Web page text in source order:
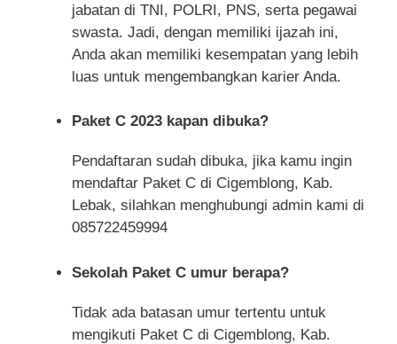
jabatan di TNI, POLRI, PNS, serta pegawai
swasta. Jadi, dengan memiliki ijazah ini,
Anda akan memiliki kesempatan yang lebih
luas untuk mengembangkan karier Anda.
Paket C 2023 kapan dibuka?
Pendaftaran sudah dibuka, jika kamu ingin
mendaftar Paket C di Cigemblong, Kab.
Lebak, silahkan menghubungi admin kami di
085722459994
Sekolah Paket C umur berapa?
Tidak ada batasan umur tertentu untuk
mengikuti Paket C di Cigemblong, Kab.